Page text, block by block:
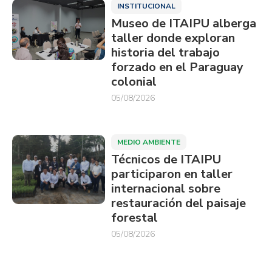
INSTITUCIONAL
Museo de ITAIPU alberga
taller donde exploran
historia del trabajo
forzado en el Paraguay
colonial
05/08/2026
MEDIO AMBIENTE
Técnicos de ITAIPU
participaron en taller
internacional sobre
restauración del paisaje
forestal
05/08/2026